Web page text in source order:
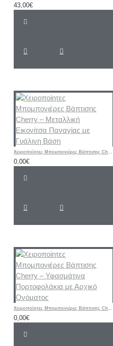
43,00€
Χειροποίητες Μπομπονιέρες Βάπτισης Cherry – Μεταλλική Εικονίτσα Παναγίας με Γυάλινη Βάση
0,00€
Χειροποίητες Μπομπονιέρες Βάπτισης Cherry – Υφασμάτινα Πορτοφολάκια με Αρχικό Ονόματος
0,00€